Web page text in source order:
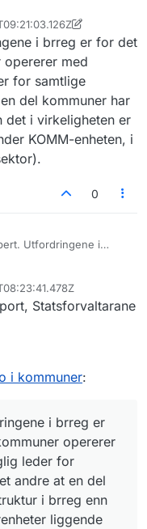
kilder enn hos
Har tipset
om denne
om råd hos SSB og
tilbake her i
i brreg er for det
med
for samtlige
del kommuner har
det i virkeligheten er
KOMM-enheten, i
0
Utfordringene i
virksomheter,
del kommuner har en
enn det i
underenheter liggende
i stedet for å ha
Statsforvaltarane
i kommuner:
i brreg er
opererer
leder for
andre at en del
i brreg enn
liggende